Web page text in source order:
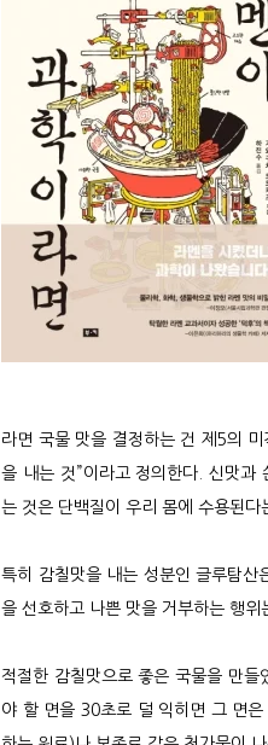
라면 국물 맛을 결정하는 건 제5의
을 내는 것”이라고 정의한다. 신맛과
는 것은 단백질이 우리 몸에 수용된다
특히 감칠맛을 내는 성분인 글루탐
을 선호하고 나쁜 맛을 거부하는 행위
적절한 감칠맛으로 좋은 국물을 만
야 할 면을 30초로 덜 익히면 그 면